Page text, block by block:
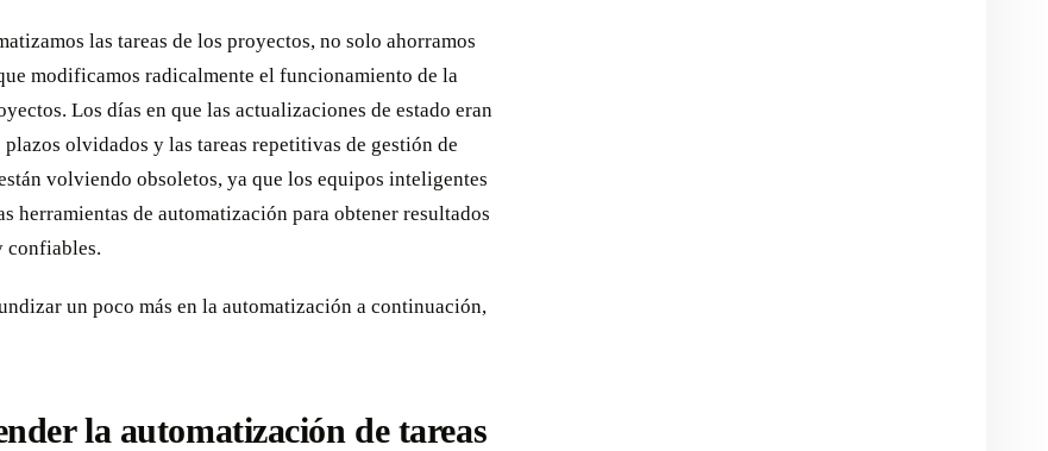
las tareas de los proyectos, no solo ahorramos
modificamos radicalmente el funcionamiento de la
Los días en que las actualizaciones de estado eran
plazos olvidados y las tareas repetitivas de gestión de
volviendo obsoletos, ya que los equipos inteligentes
herramientas de automatización para obtener resultados
confiables.
un poco más en la automatización a continuación,
la automatización de tareas